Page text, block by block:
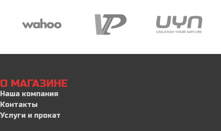
О МАГАЗИНЕ
Наша компания
Контакты
Услуги и прокат